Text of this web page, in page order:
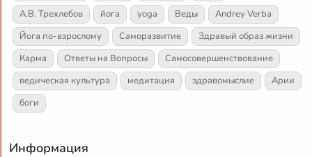
А.В. Трехлебов
йога yoga Веды
Andrey Verba
Йога по-взрослому
Саморазвитие
Здравый образ жизни
Карма
Ответы на Вопросы
Самосовершенствование
ведическая культура
медитация здравомыслие
Арии
боги
Информация